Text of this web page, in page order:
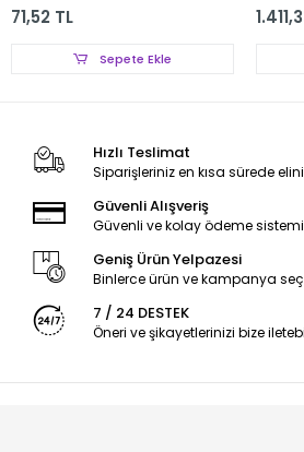
71,52 TL
Sepete Ekle
Hızlı Teslimat
Siparişleriniz en kısa sürede
Güvenli Alışveriş
Güvenli ve kolay ödeme sistemi
Geniş Ürün Yelpazesi
Binlerce ürün ve kampanya
7 / 24 DESTEK
Öneri ve şikayetlerinizi bize